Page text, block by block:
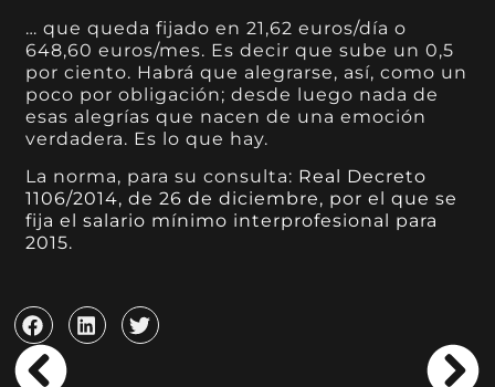
… que queda fijado en 21,62 euros/día o
648,60 euros/mes. Es decir que sube un 0,5
por ciento. Habrá que alegrarse, así, como un
poco por obligación; desde luego nada de
esas alegrías que nacen de una emoción
verdadera. Es lo que hay.
La norma, para su consulta: Real Decreto
1106/2014, de 26 de diciembre, por el que se
fija el salario mínimo interprofesional para
2015.